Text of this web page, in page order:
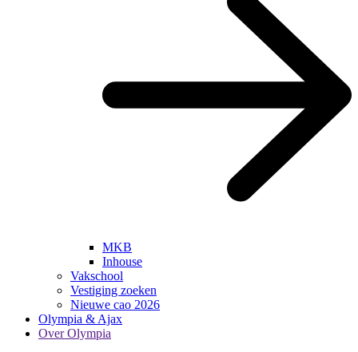
MKB
Inhouse
Vakschool
Vestiging zoeken
Nieuwe cao 2026
Olympia & Ajax
Over Olympia